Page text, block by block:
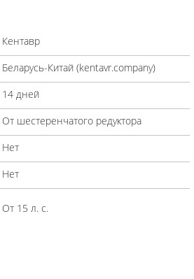
Кентавр
Беларусь-Китай ( kentavr.company)
14 дней
От шестеренчатого редуктора
Нет
Нет
От 15 л. с.